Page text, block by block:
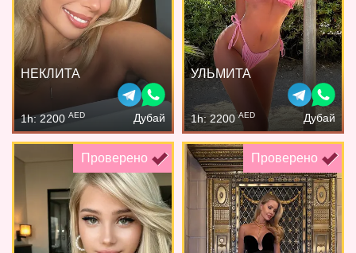
НЕКЛИТА
1h: 2200 AED Дубай
УЛЬМИТА
1h: 2200AED Дубай
Проверено Проверено